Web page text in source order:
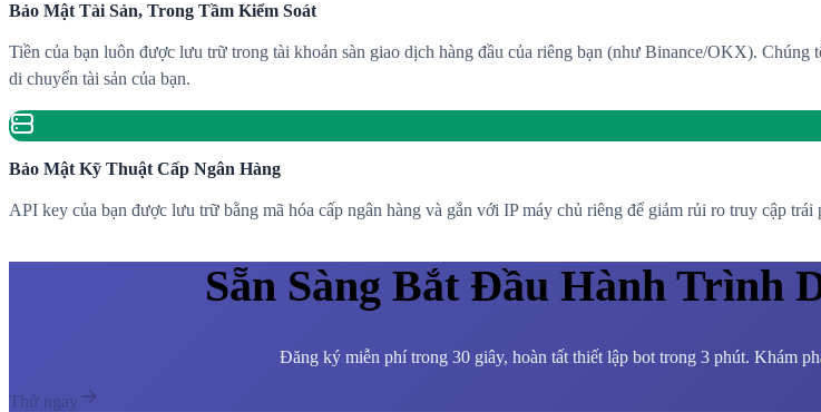
Bảo Mật Tài Sản, Trong Tầm Kiểm Soát
Tiền của bạn luôn được lưu trữ trong tài khoản sàn giao dịch hàng đầu của riêng bạn (như Binance/OKX).
di chuyển tài sản của bạn.
Bảo Mật Kỹ Thuật Cấp Ngân Hàng
API key của bạn được lưu trữ bằng mã hóa cấp ngân hàng và gắn với IP máy chủ riêng để giảm rủi ro truy cập trái
Sẵn Sàng Bắt Đầu Hành Trình
Đăng ký miễn phí trong 30 giây, hoàn tất thiết lập bot trong 3 phút. Khám
Thử ngay